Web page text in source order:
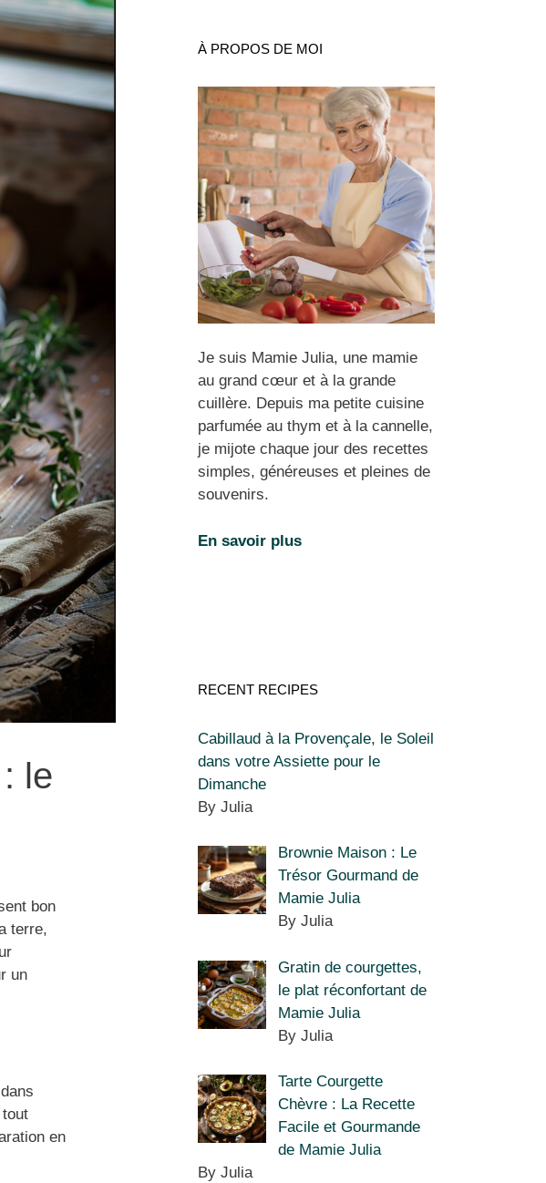
le
bon
terre,
un
en
À PROPOS DE MOI
Je suis Mamie Julia, une mamie
au grand cœur et à la grande
cuillère. Depuis ma petite cuisine
parfumée au thym et à la cannelle,
je mijote chaque jour des recettes
simples, généreuses et pleines de
souvenirs.
En savoir plus
RECENT RECIPES
Cabillaud à la Provençale, le Soleil
dans votre Assiette pour le
Dimanche
By Julia
Brownie Maison : Le
Trésor Gourmand de
Mamie Julia
By Julia
Gratin de courgettes,
le plat réconfortant de
Mamie Julia
By Julia
Tarte Courgette
Chèvre : La Recette
Facile et Gourmande
de Mamie Julia
By Julia